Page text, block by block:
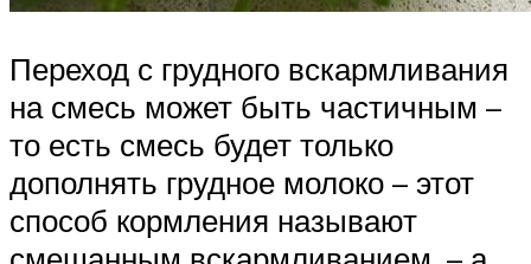
Переход с грудного вскармливания
на смесь может быть частичным –
то есть смесь будет только
дополнять грудное молоко – этот
способ кормления называют